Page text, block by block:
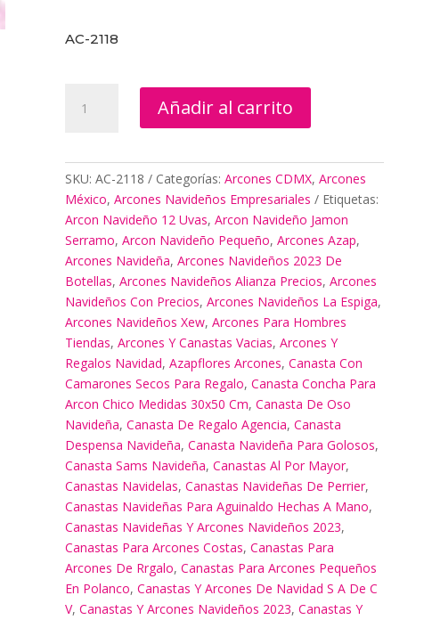
AC-2118
cantidad
Añadir al carrito
SKU: AC-2118 Categorías: Arcones CDMX, Arcones
México, Arcones Navideños Empresariales
Etiquetas:
Arcon Navideño 12 Uvas, Arcon Navideño Jamon
Serramo, Arcon Navideño Pequeño, Arcones Azap,
Arcones Navideña, Arcones Navideños 2023 De
Botellas, Arcones Navideños Alianza Precios, Arcones
Navideños Con Precios, Arcones Navideños La Espiga,
Arcones Navideños Xew, Arcones Para Hombres
Tiendas, Arcones Y Canastas Vacias, Arcones Y
Regalos Navidad, Azapflores Arcones, Canasta Con
Camarones Secos Para Regalo, Canasta Concha Para
Arcon Chico Medidas 30x50 Cm, Canasta De Oso
Navideña, Canasta De Regalo Agencia, Canasta
Despensa Navideña, Canasta Navideña Para Golosos,
Canasta Sams Navideña, Canastas Al Por Mayor,
Canastas Navidelas, Canastas Navideñas De Perrier,
Canastas Navideñas Para Aguinaldo Hechas A Mano,
Canastas Navideñas Y Arcones Navideños 2023,
Canastas Para Arcones Costas, Canastas Para
Arcones De Rrgalo, Canastas Para Arcones Pequeños
En Polanco, Canastas Y Arcones De Navidad S A De C
V, Canastas Y Arcones Navideños 2023, Canastas Y